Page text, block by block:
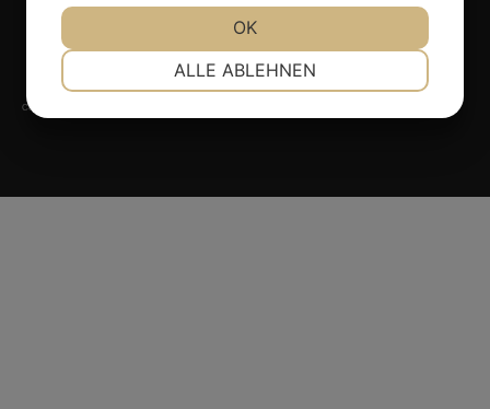
Copyright 2022 © AM Tooling A/S
ALLE ABLEHNEN
OK